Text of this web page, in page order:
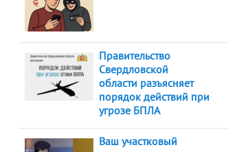
Правительство
Свердловской
области разъясняет
порядок действий при
угрозе БПЛА
Ваш участковый